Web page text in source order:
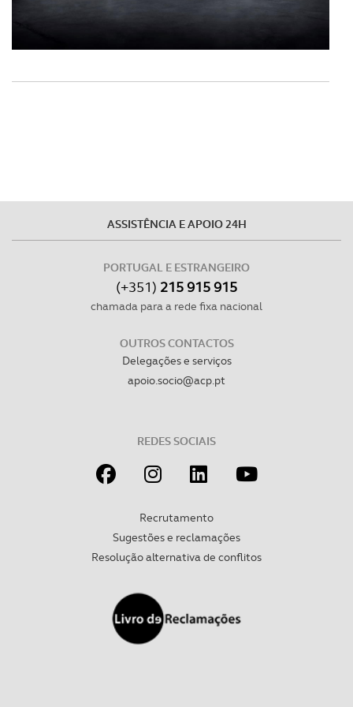
Realçamos que o bloqueio de certo tipo de Cookies e
disponibilizados.
ASSISTÊNCIA E APOIO 24H
PORTUGAL E ESTRANGEIRO
(+351) 215 915 915
chamada para a rede fixa nacional
OUTROS CONTACTOS
Delegações e serviços
apoio.socio@acp.pt
REDES SOCIAIS
Recrutamento
Sugestões e reclamações
Resolução alternativa de conflitos